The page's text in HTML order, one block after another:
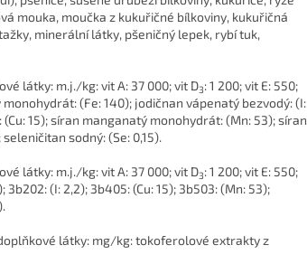
mouka, moučka z kukuřičné bílkoviny, kukuřičná
minerální látky, pšeničný lepek, rybí tuk,
látky: m.j./kg: vit A: 37 000; vit D3: 1 200; vit E: 550;
(Fe: 140); jodičnan vápenatý bezvodý: (I:
15); síran manganatý monohydrát: (Mn: 53); síran
sodný: (Se: 0,15).
látky: m.j./kg: vit A: 37 000; vit D3: 1 200; vit E: 550;
3b202: (I: 2,2); 3b405: (Cu: 15); 3b503: (Mn: 53);
látky: mg/kg: tokoferolové extrakty z